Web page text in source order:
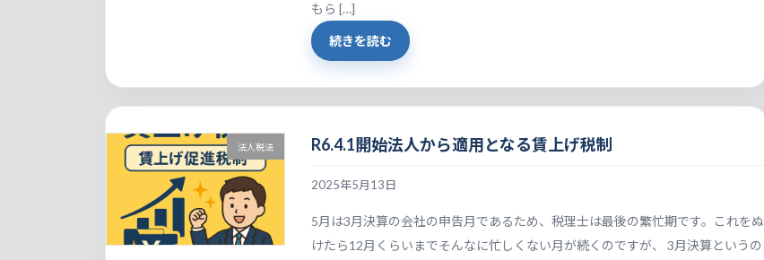
もら […]
続きを読む
法人税法 R6.4.1開始法人から適用となる賃上げ税制
2025年5月13日
5月は3月決算の会社の申告月であるため、税理士は最後の繁忙期です。これをぬ
けたら12月くらいまでそんなに忙しくない月が続くのですが、 3月決算というの